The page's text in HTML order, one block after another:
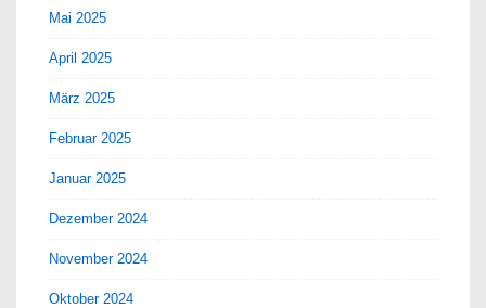
Mai 2025
April 2025
März 2025
Februar 2025
Januar 2025
Dezember 2024
November 2024
Oktober 2024